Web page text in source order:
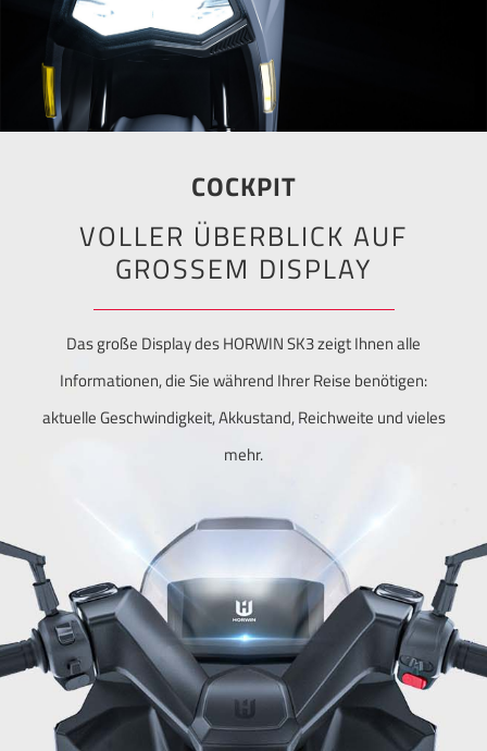
COCKPIT
VOLLER ÜBERBLICK AUF
GROSSEM DISPLAY
Das große Display des HORWIN SK3 zeigt Ihnen alle
Informationen, die Sie während Ihrer Reise benötigen:
aktuelle Geschwindigkeit, Akkustand, Reichweite und vieles
mehr.